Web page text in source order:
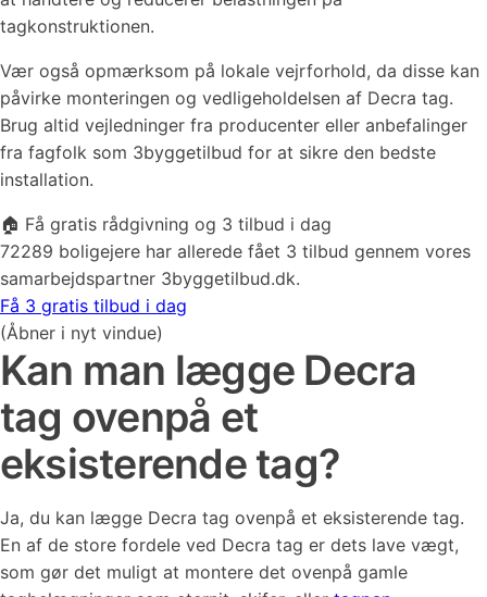
tagkonstruktionen.
Vær også opmærksom på lokale vejrforhold, da disse kan
påvirke monteringen og vedligeholdelsen af Decra tag.
Brug altid vejledninger fra producenter eller anbefalinger
fra fagfolk som 3byggetilbud for at sikre den bedste
installation.
🏠 Få gratis rådgivning og 3 tilbud i dag
72289 boligejere har allerede fået 3 tilbud gennem vores
samarbejdspartner 3byggetilbud.dk.
Få 3 gratis tilbud i dag
(Åbner i nyt vindue)
Kan man lægge Decra
tag ovenpå et
eksisterende tag?
Ja, du kan lægge Decra tag ovenpå et eksisterende tag.
En af de store fordele ved Decra tag er dets lave vægt,
som gør det muligt at montere det ovenpå gamle